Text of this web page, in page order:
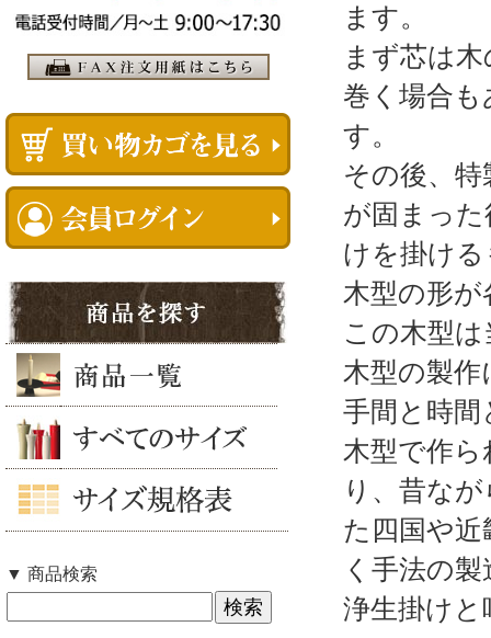
ます。
まず芯は
巻く場合
す。
その後、
が固まっ
けを掛け
木型の形
この木型
木型の製
手間と時
木型で作
り、昔な
た四国や
く手法の
浄生掛け
▼ 商品検索